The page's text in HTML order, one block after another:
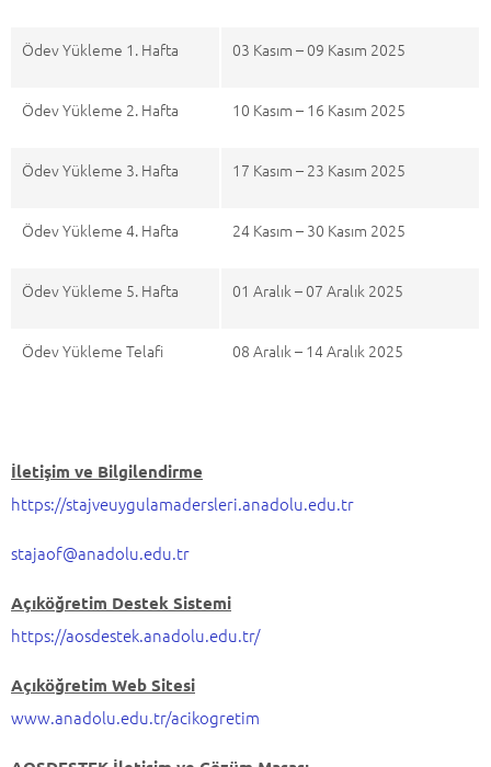
Ödev Yükleme 1. Hafta 03 Kasım – 09 Kasım 2025
Ödev Yükleme 2. Hafta 10 Kasım – 16 Kasım 2025
Ödev Yükleme 3. Hafta 17 Kasım – 23 Kasım 2025
Ödev Yükleme 4. Hafta 24 Kasım – 30 Kasım 2025
Ödev Yükleme 5. Hafta 01 Aralık – 07 Aralık 2025
Ödev Yükleme Telafi 08 Aralık – 14 Aralık 2025
İletişim ve Bilgilendirme
https://stajveuygulamadersleri.anadolu.edu.tr
stajaof@anadolu.edu.tr
Açıköğretim Destek Sistemi
https://aosdestek.anadolu.edu.tr/
Açıköğretim Web Sitesi
www.anadolu.edu.tr/acikogretim